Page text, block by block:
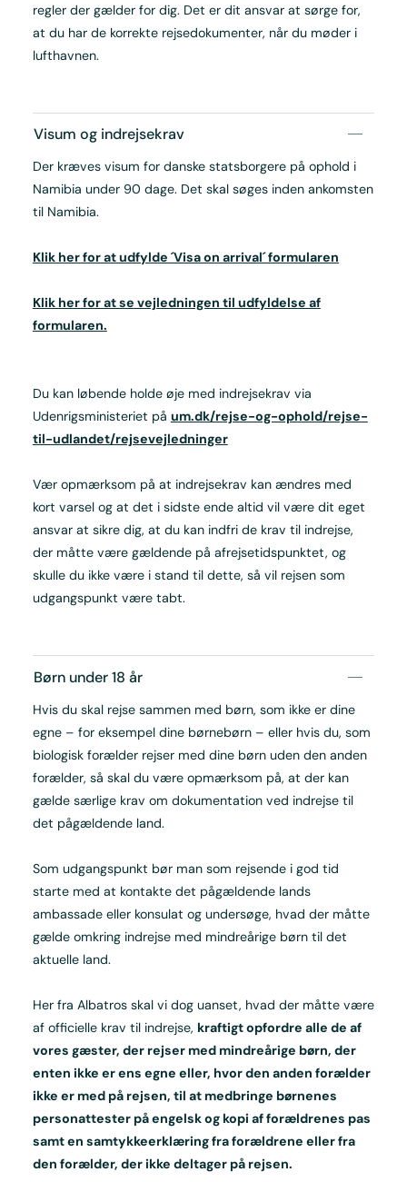
regler der gælder for dig. Det er dit ansvar at sørge for,
at du har de korrekte rejsedokumenter, når du møder i
lufthavnen.
Visum og indrejsekrav
Der kræves visum for danske statsborgere på ophold i
Namibia under 90 dage. Det skal søges inden ankomsten
til Namibia.
Klik her for at udfylde ´Visa on arrival´ formularen
Klik her for at se vejledningen til udfyldelse af
formularen.
Du kan løbende holde øje med indrejsekrav via
Udenrigsministeriet på um.dk/rejse-og-ophold/rejse-
til-udlandet/rejsevejledninger
Vær opmærksom på at indrejsekrav kan ændres med
kort varsel og at det i sidste ende altid vil være dit eget
ansvar at sikre dig, at du kan indfri de krav til indrejse,
der måtte være gældende på afrejsetidspunktet, og
skulle du ikke være i stand til dette, så vil rejsen som
udgangspunkt være tabt.
Børn under 18 år
Hvis du skal rejse sammen med børn, som ikke er dine
egne – for eksempel dine børnebørn – eller hvis du, som
biologisk forælder rejser med dine børn uden den anden
forælder, så skal du være opmærksom på, at der kan
gælde særlige krav om dokumentation ved indrejse til
det pågældende land.
Som udgangspunkt bør man som rejsende i god tid
starte med at kontakte det pågældende lands
ambassade eller konsulat og undersøge, hvad der måtte
gælde omkring indrejse med mindreårige børn til det
aktuelle land.
Her fra Albatros skal vi dog uanset, hvad der måtte være
af officielle krav til indrejse, kraftigt opfordre alle de af
vores gæster, der rejser med mindreårige børn, der
enten ikke er ens egne eller, hvor den anden forælder
ikke er med på rejsen, til at medbringe børnenes
personattester på engelsk og kopi af forældrenes pas
samt en samtykkeerklæring fra forældrene eller fra
den forælder, der ikke deltager på rejsen.